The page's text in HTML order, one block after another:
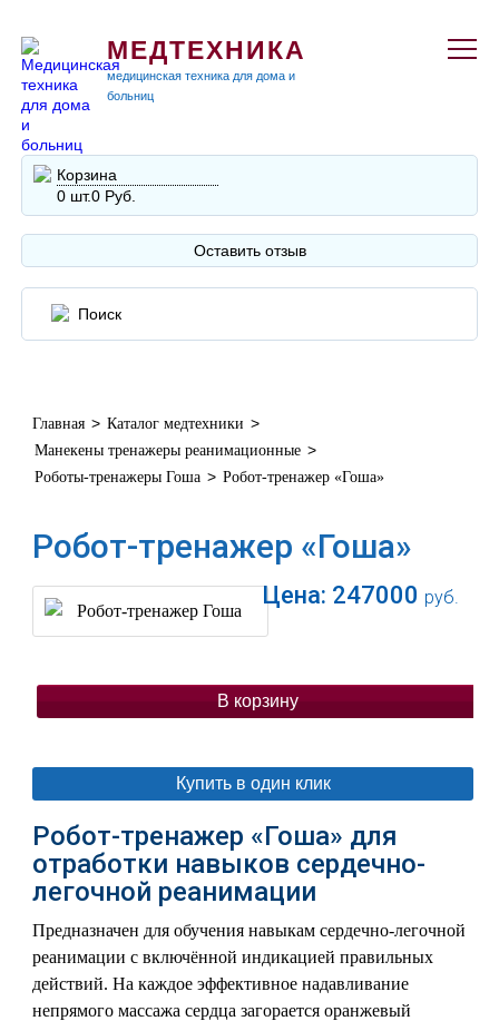
МЕДТЕХНИКА
медицинская техника для дома и
больниц
Корзина
0 шт.0 Руб.
Оставить отзыв
Главная > Каталог медтехники >
Манекены тренажеры реанимационные >
Роботы-тренажеры Гоша > Робот-тренажер «Гоша»
Робот-тренажер «Гоша»
Цена: 247000 руб.
В корзину
Купить в один клик
Робот-тренажер «Гоша» для
отработки навыков сердечно-
легочной реанимации
Предназначен для обучения навыкам сердечно-легочной
реанимации с включённой индикацией правильных
действий. На каждое эффективное надавливание
непрямого массажа сердца загорается оранжевый